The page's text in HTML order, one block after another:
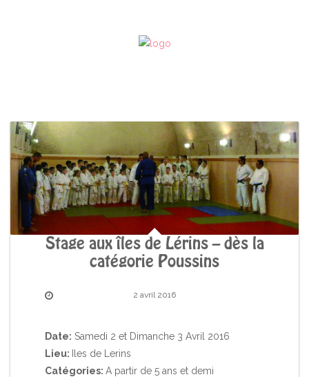
Stage aux îles de Lérins – dès la
catégorie Poussins
2 avril 2016
Date: Samedi 2 et Dimanche 3 Avril 2016
Lieu:
Iles de Lerins
Catégories: A partir de 5 ans et demi